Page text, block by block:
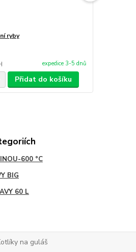
ryby
expedice 3-5 dnů
Přidat do košíku
600 °C
BIG
60 L
na guláš